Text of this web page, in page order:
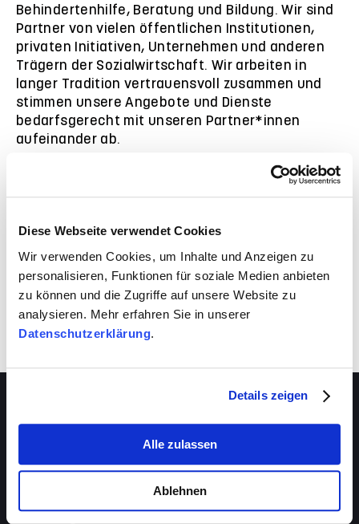
Diese Webseite verwendet Cookies
Wir verwenden Cookies, um Inhalte und Anzeigen zu
personalisieren, Funktionen für soziale Medien anbieten
zu können und die Zugriffe auf unsere Website zu
analysieren. Mehr erfahren Sie in unserer
Datenschutzerklärung.
Details zeigen
Alle zulassen
Ablehnen
Behindertenhilfe, Beratung und Bildung. Wir sind
Partner von vielen öffentlichen Institutionen,
privaten Initiativen, Unternehmen und anderen
Trägern der Sozialwirtschaft. Wir arbeiten in
langer Tradition vertrauensvoll zusammen und
stimmen unsere Angebote und Dienste
bedarfsgerecht mit unseren Partner*innen
aufeinander ab.
VIVA schafft auch für dich Entwicklungsräume.
Nutze sie!
Über VIVA
Die Stiftung